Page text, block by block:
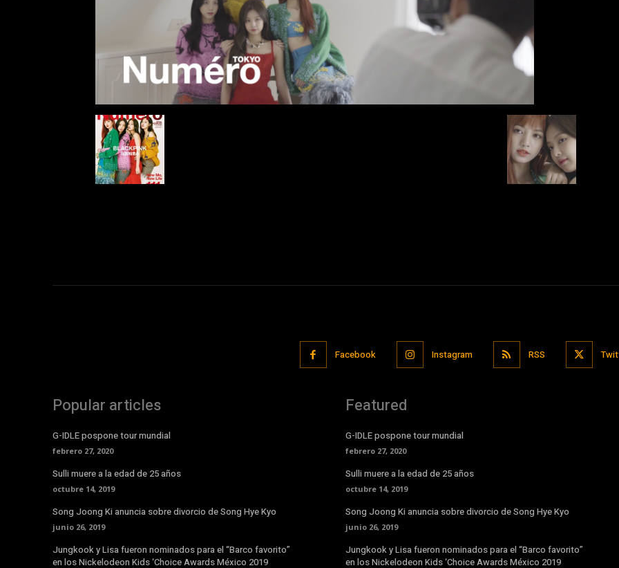
Facebook Instagram RSS
Popular articles
G-IDLE pospone tour mundial
febrero 27, 2020
Sulli muere a la edad de 25 años
octubre 14, 2019
Song Joong Ki anuncia sobre divorcio de Song Hye Kyo
junio 26, 2019
Jungkook y Lisa fueron nominados para el “Barco favorito”
en los Nickelodeon Kids ‘Choice Awards México 2019
Featured
G-IDLE pospone tour mundial
febrero 27, 2020
Sulli muere a la edad de 25 años
octubre 14, 2019
Song Joong Ki anuncia sobre divorcio de Song Hye Kyo
junio 26, 2019
Jungkook y Lisa fueron nominados para el “Barco favorito”
en los Nickelodeon Kids ‘Choice Awards México 2019